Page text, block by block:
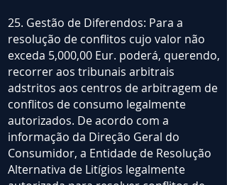
25. Gestão de Diferendos: Para a
resolução de conflitos cujo valor não
exceda 5,000,00 Eur. poderá, querendo,
recorrer aos tribunais arbitrais
adstritos aos centros de arbitragem de
conflitos de consumo legalmente
autorizados. De acordo com a
informação da Direção Geral do
Consumidor, a Entidade de Resolução
Alternativa de Litígios legalmente